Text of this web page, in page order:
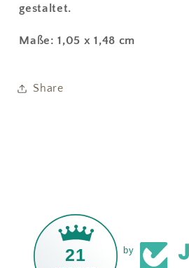
gestaltet.
Maße: 1,05 x 1,48 cm
Share
21 by